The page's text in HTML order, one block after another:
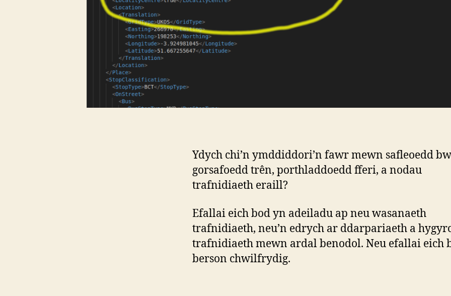
Ydych chi’n ymddiddori’n fawr mewn safleoedd
gorsafoedd trên, porthladdoedd fferi, a nodau
trafnidiaeth eraill?
Efallai eich bod yn adeiladu ap neu wasanaeth
trafnidiaeth, neu’n edrych ar ddarpariaeth a
trafnidiaeth mewn ardal benodol. Neu efallai eich
berson chwilfrydig.